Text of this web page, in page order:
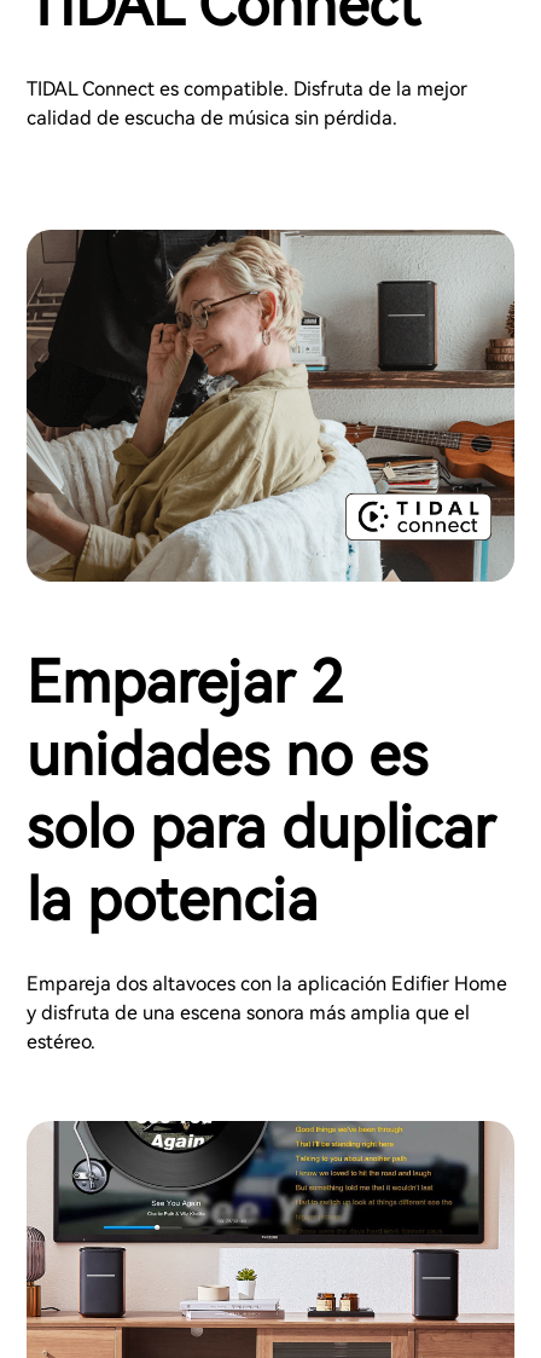
TIDAL Connect es compatible. Disfruta de la mejor
calidad de escucha de música sin pérdida.
Emparejar 2
unidades no es
solo para duplicar
la potencia
Empareja dos altavoces con la aplicación Edifier Home
y disfruta de una escena sonora más amplia que el
estéreo.